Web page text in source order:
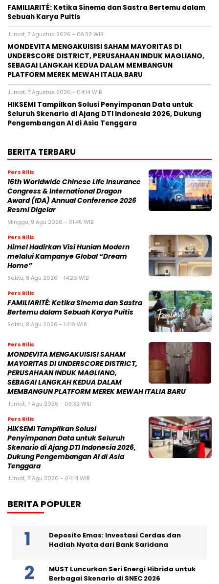
FAMILIARITÉ: Ketika Sinema dan Sastra Bertemu dalam
Sebuah Karya Puitis
Jumat, 7 Agustus 2026 - 09:32 WIB
MONDEVITA MENGAKUISISI SAHAM MAYORITAS DI
UNDERSCORE DISTRICT, PERUSAHAAN INDUK MAGLIANO,
SEBAGAI LANGKAH KEDUA DALAM MEMBANGUN
PLATFORM MEREK MEWAH ITALIA BARU
Jumat, 7 Agustus 2026 - 04:14 WIB
HIKSEMI Tampilkan Solusi Penyimpanan Data untuk
Seluruh Skenario di Ajang DTI Indonesia 2026, Dukung
Pengembangan AI di Asia Tenggara
BERITA TERBARU
Pers Rilis
16th Worldwide Chinese Life Insurance
Congress & International Dragon
Award (IDA) Annual Conference 2026
Resmi Digelar
Minggu, 9 Agu 2026 - 01:45 WIB
Pers Rilis
Himel Hadirkan Visi Hunian Modern
melalui Kampanye Global “Dream
Home”
Sabtu, 8 Agu 2026 - 14:26 WIB
Pers Rilis
FAMILIARITÉ: Ketika Sinema dan Sastra
Bertemu dalam Sebuah Karya Puitis
Sabtu, 8 Agu 2026 - 14:19 WIB
Pers Rilis
MONDEVITA MENGAKUISISI SAHAM
MAYORITAS DI UNDERSCORE DISTRICT,
PERUSAHAAN INDUK MAGLIANO,
SEBAGAI LANGKAH KEDUA DALAM
MEMBANGUN PLATFORM MEREK MEWAH ITALIA BARU
Jumat, 7 Agu 2026 - 09:32 WIB
Pers Rilis
HIKSEMI Tampilkan Solusi
Penyimpanan Data untuk Seluruh
Skenario di Ajang DTI Indonesia 2026,
Dukung Pengembangan AI di Asia
Tenggara
Jumat, 7 Agu 2026 - 04:14 WIB
BERITA POPULER
Deposito Emas: Investasi Cerdas dan
Hadiah Nyata dari Bank Saridana
MUST Luncurkan Seri Energi Hibrida untuk
Berbagai Skenario di SNEC 2026